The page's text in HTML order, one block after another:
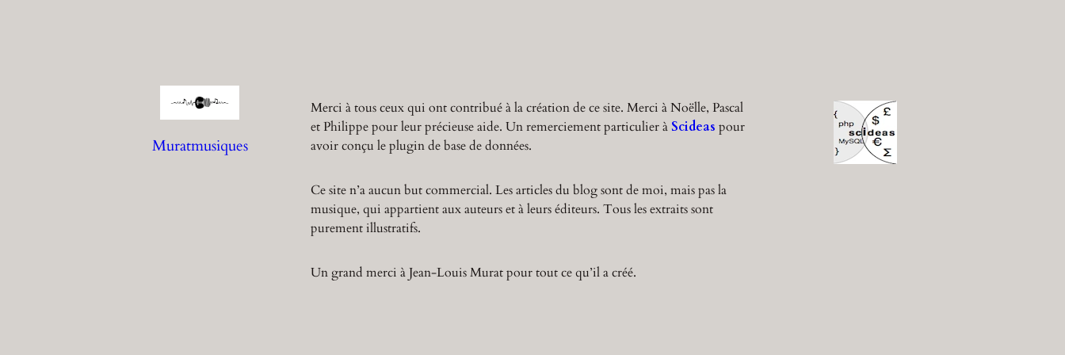
Muratmusiques
Merci à tous ceux qui ont contribué à la création de ce site. Merci à Noëlle, Pascal
et Philippe pour leur précieuse aide. Un remerciement particulier à Scideas pour
avoir conçu le plugin de base de données.
Ce site n’a aucun but commercial. Les articles du blog sont de moi, mais pas la
musique, qui appartient aux auteurs et à leurs éditeurs. Tous les extraits sont
purement illustratifs.
Un grand merci à Jean-Louis Murat pour tout ce qu’il a créé.